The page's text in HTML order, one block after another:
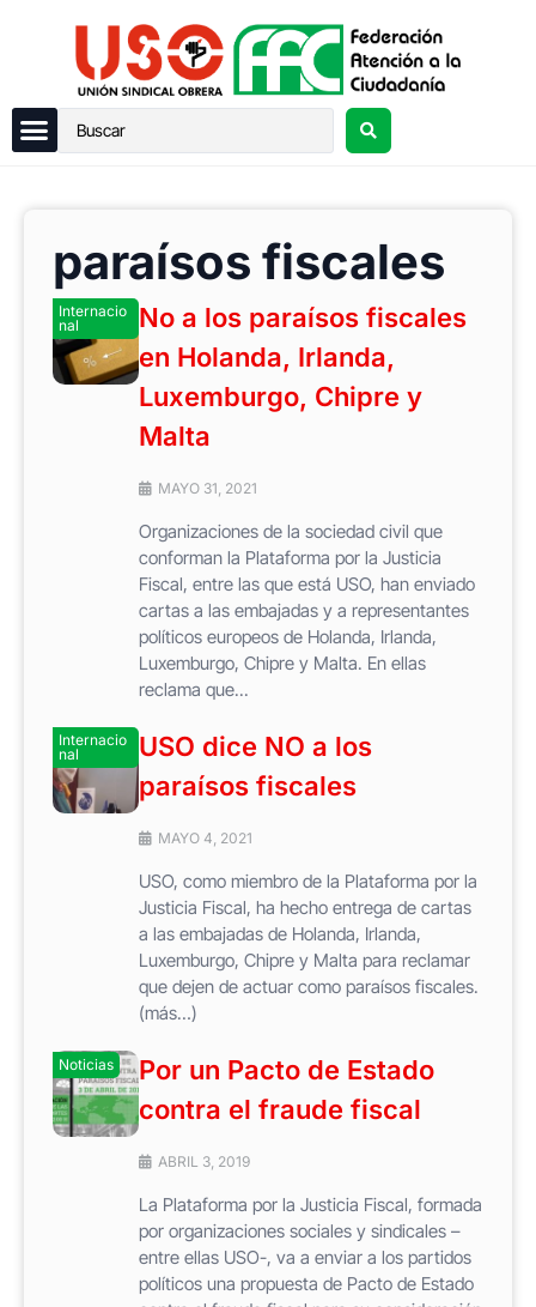
paraísos fiscales
Internacio
nal
No a los paraísos fiscales
en Holanda, Irlanda,
Luxemburgo, Chipre y
Malta
MAYO 31, 2021
Organizaciones de la sociedad civil que
conforman la Plataforma por la Justicia
Fiscal, entre las que está USO, han enviado
cartas a las embajadas y a representantes
políticos europeos de Holanda, Irlanda,
Luxemburgo, Chipre y Malta. En ellas
reclama que...
Internacio
nal
USO dice NO a los
paraísos fiscales
MAYO 4, 2021
USO, como miembro de la Plataforma por la
Justicia Fiscal, ha hecho entrega de cartas
a las embajadas de Holanda, Irlanda,
Luxemburgo, Chipre y Malta para reclamar
que dejen de actuar como paraísos fiscales.
(más…)
Noticias
Por un Pacto de Estado
contra el fraude fiscal
ABRIL 3, 2019
La Plataforma por la Justicia Fiscal, formada
por organizaciones sociales y sindicales –
entre ellas USO-, va a enviar a los partidos
políticos una propuesta de Pacto de Estado